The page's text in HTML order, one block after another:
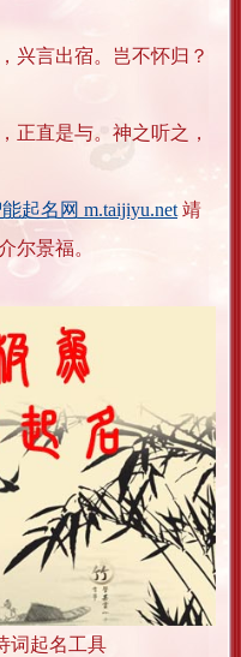
兴言出宿。岂不怀归？
正直是与。神之听之，
起名网 m.taijiyu.net 靖
尔景福。
词起名工具